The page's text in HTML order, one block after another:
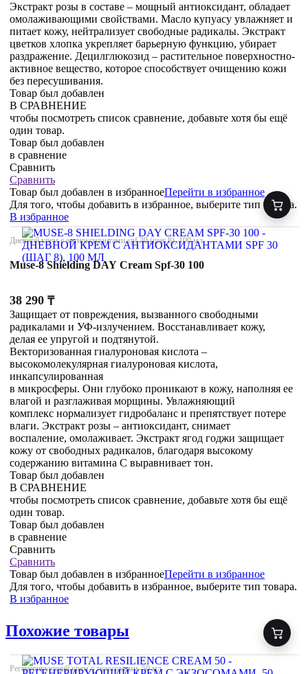
Экстракт розы в составе – мощный антиоксидант, обладает
омолаживающими свойствами. Масло купуасу увлажняет и
питает кожу, нейтрализует свободные радикалы. Экстракт
цветков хлопка укрепляет барьерную функцию, убирает
раздражение. Децилглюкозид – растительное поверхностно-
активное вещество, которое способствует очищению кожи
без пересушивания.
Товар был добавлен
В СРАВНЕНИЕ
чтобы посмотреть список сравнение, добавьте хотя бы ещё
один товар.
Товар был добавлен
в сравнение
Сравнить
Сравнить
Товар был добавлен в избранноеПерейти в избранное
Для того, чтобы добавить в избранное, выберите тип товара.
В избранное
Дневной крем с антиоксидантами spf 30 (шаг 8), 100 мл
Muse-8 Shielding DAY Cream Spf-30 100
38 290 ₸
Защищает от повреждения, вызванного свободными
радикалами и УФ-излучением. Восстанавливает кожу,
делая ее упругой и подтянутой.
Векторизованная гиалуроновая кислота –
высокомолекулярная гиалуроновая кислота,
инкапсулированная
в микросферы. Они глубоко проникают в кожу, наполняя ее
влагой и разглаживая морщины. Увлажняющий
комплекс нормализует гидробаланс и препятствует потере
влаги. Экстракт розы – антиоксидант, снимает
воспаление, омолаживает. Экстракт ягод годжи защищает
кожу от свободных радикалов, благодаря высокому
содержанию витамина С выравнивает тон.
Товар был добавлен
В СРАВНЕНИЕ
чтобы посмотреть список сравнение, добавьте хотя бы ещё
один товар.
Товар был добавлен
в сравнение
Сравнить
Сравнить
Товар был добавлен в избранноеПерейти в избранное
Для того, чтобы добавить в избранное, выберите тип товара.
В избранное
Похожие товары
Регенерирующий крем с экзосомами, 50 мл